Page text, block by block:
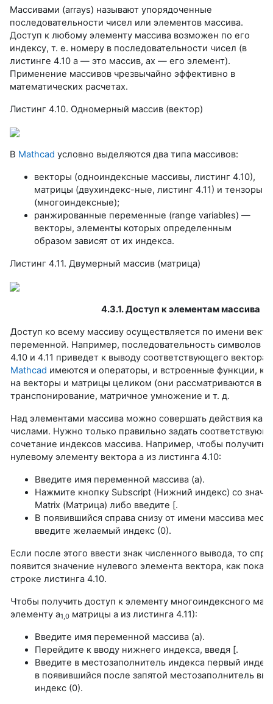
Массивами (arrays) называют упорядоченные
последовательности чисел или элементов массива.
Доступ к любому элементу массива возможен по его
индексу, т. е. номеру в последовательности чисел (в
листинге 4.10 а — это массив, ах — его элемент).
Применение массивов чрезвычайно эффективно в
математических расчетах.
Листинг 4.10. Одномерный массив (вектор)
В Mathcad условно выделяются два типа массивов:
векторы (одноиндексные массивы, листинг 4.10),
матрицы (двухиндекс-ные, листинг 4.11) и тензоры
(многоиндексные);
ранжированные переменные (range variables) —
векторы, элементы которых определенным
образом зависят от их индекса.
Листинг 4.11. Двумерный массив (матрица)
4.3.1. Доступ к элементам массива
Доступ ко всему массиву осуществляется по имени
переменной. Например, последовательность символов
4.10 и 4.11 приведет к выводу соответствующего
Mathcad имеются и операторы, и встроенные функции,
на векторы и матрицы целиком (они рассматриваются в
транспонирование, матричное умножение и т. д.
Над элементами массива можно совершать действия
числами. Нужно только правильно задать
сочетание индексов массива. Например, чтобы получить
нулевому элементу вектора а из листинга 4.10:
Введите имя переменной массива (а).
Нажмите кнопку Subscript (Нижний индекс) со
Matrix (Матрица) либо введите [.
В появившийся справа снизу от имени массива
введите желаемый индекс (0).
Если после этого ввести знак численного вывода, то
появится значение нулевого элемента вектора, как
строке листинга 4.10.
Чтобы получить доступ к элементу многоиндексного
элементу а1,0 матрицы а из листинга 4.11):
Введите имя переменной массива (а).
Перейдите к вводу нижнего индекса, введя [.
Введите в местозаполнитель индекса первый
в появившийся после запятой местозаполнитель
индекс (0).